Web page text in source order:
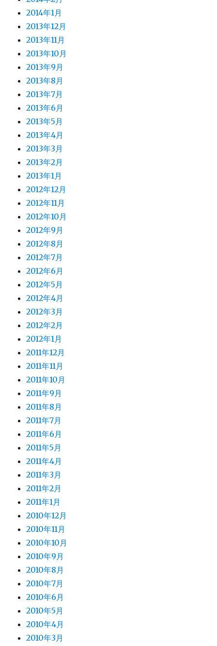
2014年1月
2013年12月
2013年11月
2013年10月
2013年9月
2013年8月
2013年7月
2013年6月
2013年5月
2013年4月
2013年3月
2013年2月
2013年1月
2012年12月
2012年11月
2012年10月
2012年9月
2012年8月
2012年7月
2012年6月
2012年5月
2012年4月
2012年3月
2012年2月
2012年1月
2011年12月
2011年11月
2011年10月
2011年9月
2011年8月
2011年7月
2011年6月
2011年5月
2011年4月
2011年3月
2011年2月
2011年1月
2010年12月
2010年11月
2010年10月
2010年9月
2010年8月
2010年7月
2010年6月
2010年5月
2010年4月
2010年3月